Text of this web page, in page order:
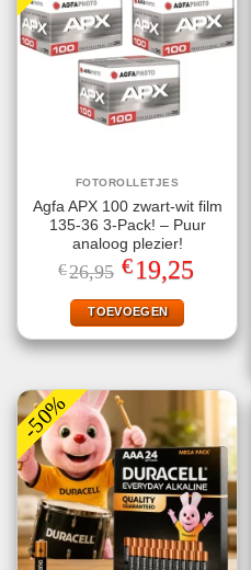
FOTOROLLETJES
Agfa APX 100 zwart-wit film
135-36 3-Pack! – Puur
analoog plezier!
€26,95 Oorspronkelijke
prijs
was:
€26,95.
€19,25prijs
TOEVOEGEN
-50%